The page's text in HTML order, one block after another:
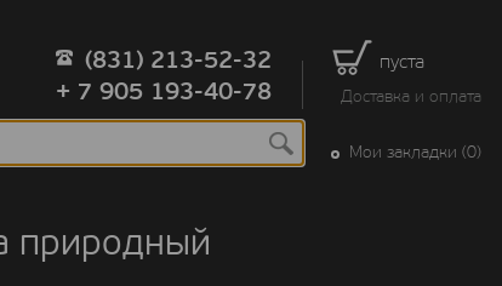
пуста
Доставка и оплата
(831) 213-52-32
+ 7 905 193-40-78
Мои закладки (0)
природный